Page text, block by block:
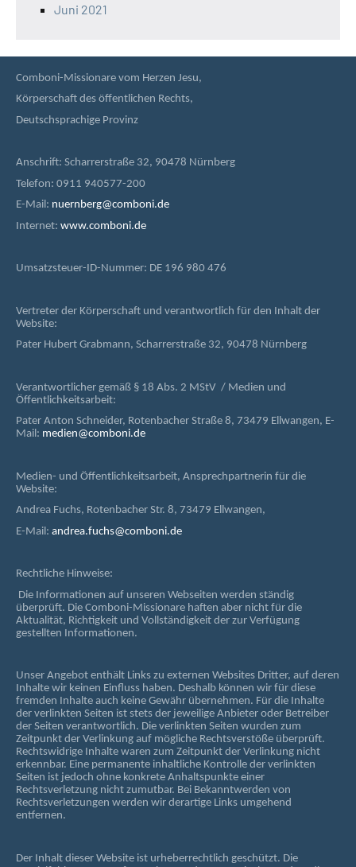
Juni 2021
Comboni-Missionare vom Herzen Jesu,
Körperschaft des öffentlichen Rechts,
Deutschsprachige Provinz
Anschrift: Scharrerstraße 32, 90478 Nürnberg
Telefon: 0911 940577-200
E-Mail: nuernberg@comboni.de
Internet: www.comboni.de
Umsatzsteuer-ID-Nummer: DE 196 980 476
Vertreter der Körperschaft und verantwortlich für den Inhalt der
Website:
Pater Hubert Grabmann, Scharrerstraße 32, 90478 Nürnberg
Verantwortlicher gemäß § 18 Abs. 2 MStV / Medien und
Öffentlichkeitsarbeit:
Pater Anton Schneider, Rotenbacher Straße 8, 73479 Ellwangen, E-
Mail: medien@comboni.de
Medien- und Öffentlichkeitsarbeit, Ansprechpartnerin für die
Website:
Andrea Fuchs, Rotenbacher Str. 8, 73479 Ellwangen,
E-Mail: andrea.fuchs@comboni.de
Rechtliche Hinweise:
Die Informationen auf unseren Webseiten werden ständig
überprüft. Die Comboni-Missionare haften aber nicht für die
Aktualität, Richtigkeit und Vollständigkeit der zur Verfügung
gestellten Informationen.
Unser Angebot enthält Links zu externen Websites Dritter, auf deren
Inhalte wir keinen Einfluss haben. Deshalb können wir für diese
fremden Inhalte auch keine Gewähr übernehmen. Für die Inhalte
der verlinkten Seiten ist stets der jeweilige Anbieter oder Betreiber
der Seiten verantwortlich. Die verlinkten Seiten wurden zum
Zeitpunkt der Verlinkung auf mögliche Rechtsverstöße überprüft.
Rechtswidrige Inhalte waren zum Zeitpunkt der Verlinkung nicht
erkennbar. Eine permanente inhaltliche Kontrolle der verlinkten
Seiten ist jedoch ohne konkrete Anhaltspunkte einer
Rechtsverletzung nicht zumutbar. Bei Bekanntwerden von
Rechtsverletzungen werden wir derartige Links umgehend
entfernen.
Der Inhalt dieser Website ist urheberrechtlich geschützt. Die